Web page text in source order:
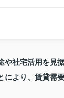
や社宅活用を見据
により、賃貸需要